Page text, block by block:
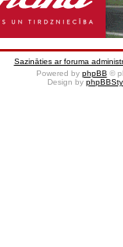
Sazināties ar foruma
Powered by phpBB ©
Design by